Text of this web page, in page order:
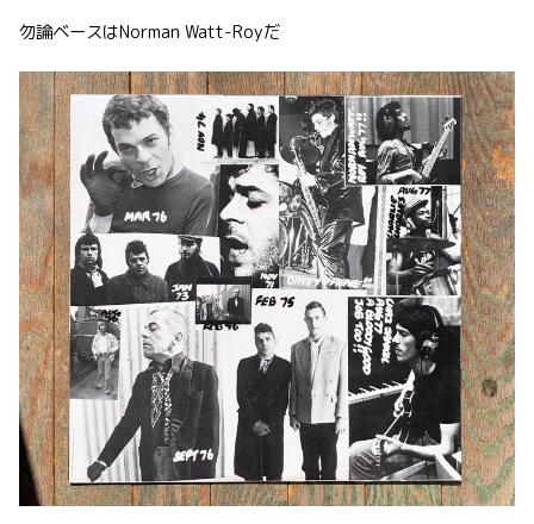
勿論ベースはNorman Watt-Royだ